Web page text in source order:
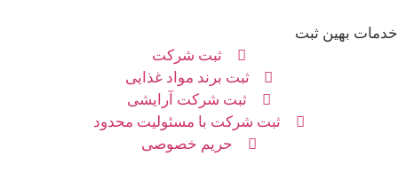
خدمات بهین ثبت
ثبت شرکت
ثبت برند مواد غذایی
ثبت شرکت آرایشی
ثبت شرکت با مسئولیت محدود
حریم خصوصی